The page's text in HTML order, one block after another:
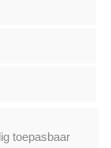
toepasbaar